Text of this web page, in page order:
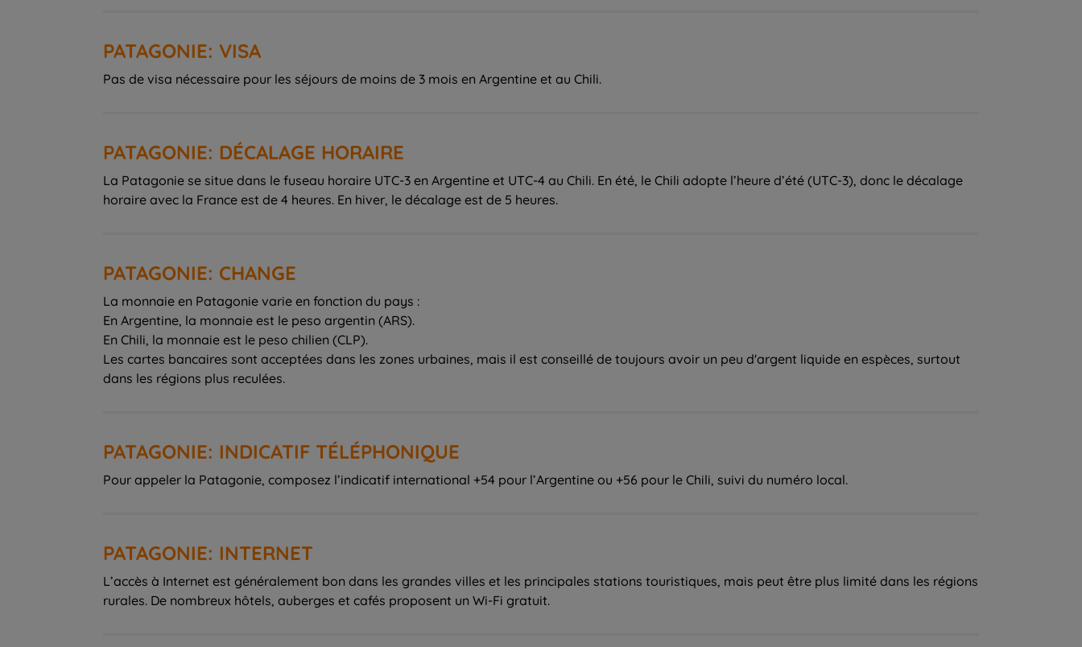
PATAGONIE: VISA
Pas de visa nécessaire pour les séjours de moins de 3 mois en Argentine et au Chili.
PATAGONIE: DÉCALAGE HORAIRE
La Patagonie se situe dans le fuseau horaire UTC-3 en Argentine et UTC-4 au Chili. En été, le Chili adopte l’heure d’été (UTC-3), donc le décalage
horaire avec la France est de 4 heures. En hiver, le décalage est de 5 heures.
PATAGONIE: CHANGE
La monnaie en Patagonie varie en fonction du pays :
En Argentine, la monnaie est le peso argentin (ARS).
En Chili, la monnaie est le peso chilien (CLP).
Les cartes bancaires sont acceptées dans les zones urbaines, mais il est conseillé de toujours avoir un peu d'argent liquide en espèces, surtout
dans les régions plus reculées.
PATAGONIE: INDICATIF TÉLÉPHONIQUE
Pour appeler la Patagonie, composez l’indicatif international +54 pour l’Argentine ou +56 pour le Chili, suivi du numéro local.
PATAGONIE: INTERNET
L’accès à Internet est généralement bon dans les grandes villes et les principales stations touristiques, mais peut être plus limité dans les régions
rurales. De nombreux hôtels, auberges et cafés proposent un Wi-Fi gratuit.